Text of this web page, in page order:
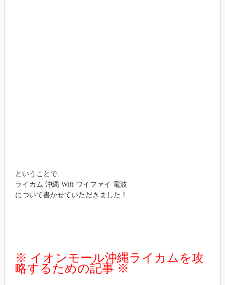
ということで、
ライカム 沖縄 Wifi ワイファイ 電波
について書かせていただきました！
※ イオンモール沖縄ライカムを攻
略するための記事 ※